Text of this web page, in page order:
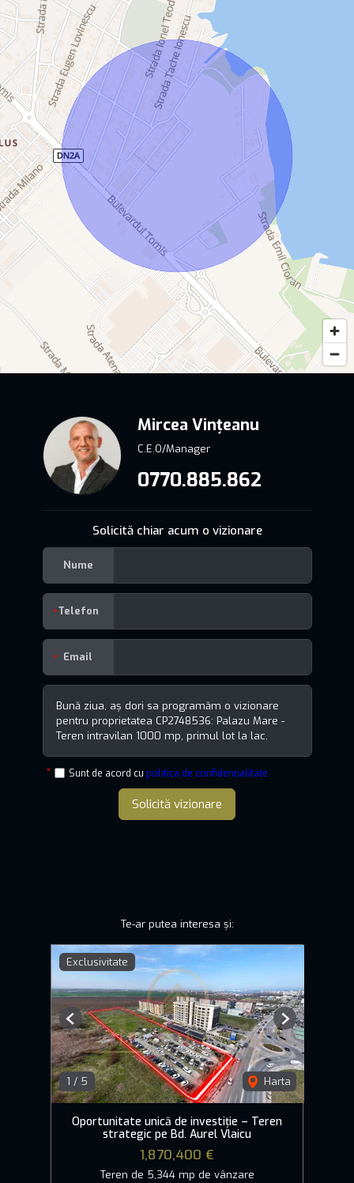
Mircea Vințeanu
C.E.O/Manager
0770.885.862
Solicită chiar acum o vizionare
Nume
Telefon
Email
Sunt de acord cu politica de confidențialitate
Solicită vizionare
Te-ar putea interesa și:
Exclusivitate
1 / 5 Harta
Previous Next
Oportunitate unică de investiție – Teren
strategic pe Bd. Aurel Vlaicu
1,870,400 €
Teren de 5,344 mp de vânzare